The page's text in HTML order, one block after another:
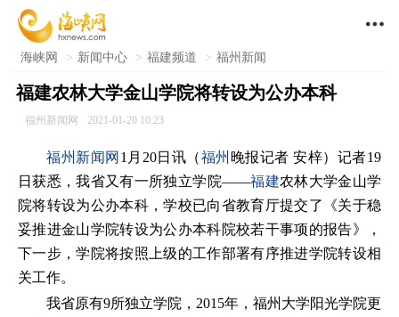

海峡网 > 新闻中心 > 福建频道 > 福州新闻
福建农林大学金山学院将转设为公办本科
福州新闻网 2021-01-20 10:23
福州新闻网 1月20日讯（福州 晚报记者 安梓）记者19
日获悉，我省又有一所独立学院——福建农林大学金山学
院将转设为公办本科，学校已向省教育厅提交了《关于稳
妥推进金山学院转设为公办本科院校若干事项的报告》，
下一步，学院将按照上级的工作部署有序推进学院转设相
关工作。
我省原有9所独立学院，2015年，福州大学阳光学院更